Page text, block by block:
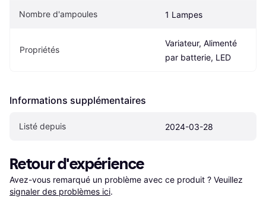
Nombre d'ampoules 1 Lampes
Propriétés
Variateur, Alimenté
par batterie, LED
Informations supplémentaires
Listé depuis 2024-03-28
Retour d'expérience
Avez-vous remarqué un problème avec ce produit ? Veuillez
signaler des problèmes ici.